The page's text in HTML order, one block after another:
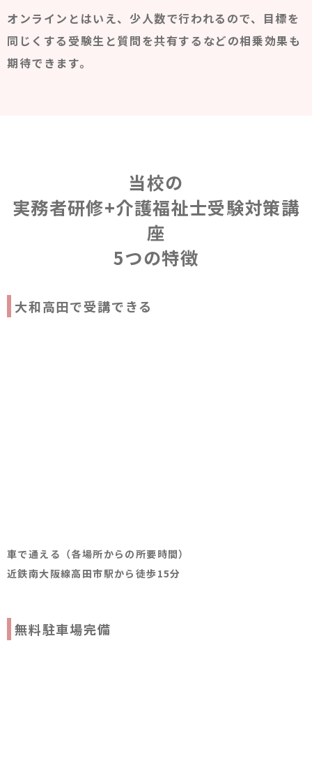
オンラインとはいえ、少人数で行われるので、目標を
同じくする受験生と質問を共有するなどの相乗効果も
期待できます。
当校の
実務者研修+介護福祉士受験対策講
座
5つの特徴
大和高田で受講できる
車で通える（各場所からの所要時間）
近鉄南大阪線高田市駅から徒歩15分
無料駐車場完備